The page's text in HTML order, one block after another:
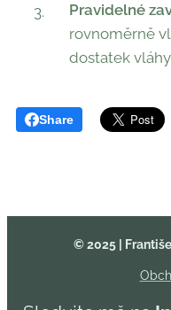
Pravidelné
rovnoměrně
dostatek vláhy.
Share
© 2025 |